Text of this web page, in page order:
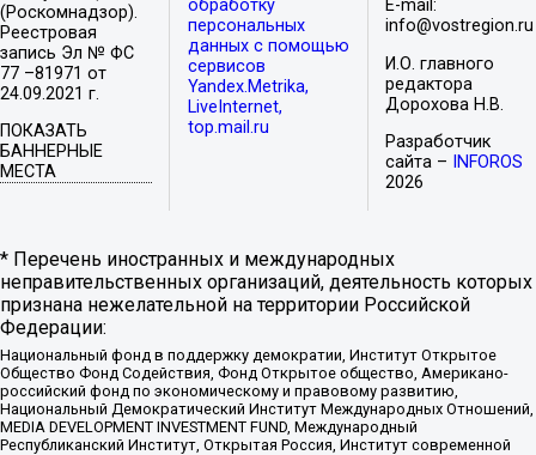
(Роскомнадзор).
Реестровая
запись Эл № ФС
77 –81971 от
24.09.2021 г.
ПОКАЗАТЬ
БАННЕРНЫЕ
МЕСТА
обработку
персональных
данных с помощью
сервисов
Yandex.Metrika,
LiveInternet,
top.mail.ru
E-mail:
info@vostregion.ru
И.О. главного
редактора
Дорохова Н.В.
Разработчик
сайта –
INFOROS
2026
* Перечень иностранных и международных
неправительственных организаций, деятельность которых
признана нежелательной на территории Российской
Федерации:
Национальный фонд в поддержку демократии, Институт Открытое
Общество Фонд Содействия, Фонд Открытое общество, Американо-
российский фонд по экономическому и правовому развитию,
Национальный Демократический Институт Международных Отношений,
MEDIA DEVELOPMENT INVESTMENT FUND, Международный
Республиканский Институт, Открытая Россия, Институт современной